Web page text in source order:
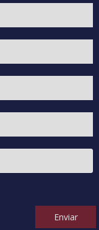
Enviar